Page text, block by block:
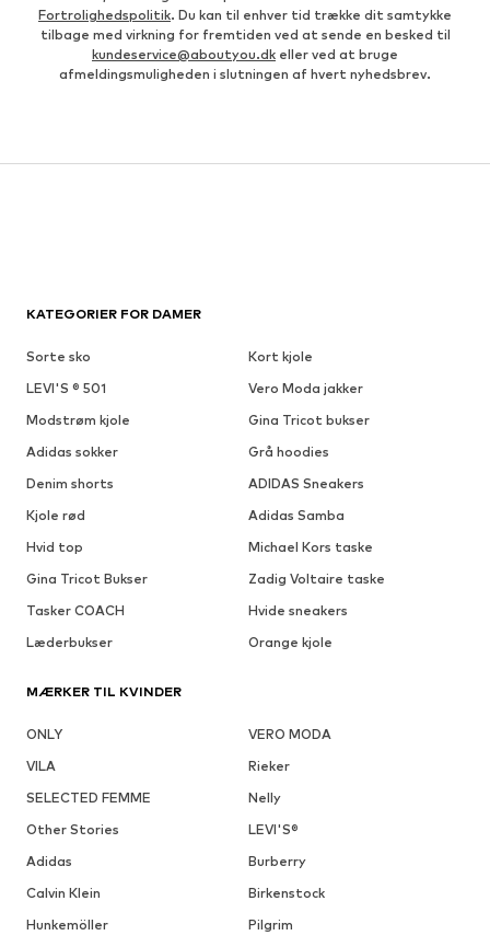
Fortrolighedspolitik. Du kan til enhver tid trække dit samtykke
tilbage med virkning for fremtiden ved at sende en besked til
kundeservice@aboutyou.dk eller ved at bruge
afmeldingsmuligheden i slutningen af hvert nyhedsbrev.
KATEGORIER FOR DAMER
Sorte sko
Kort kjole
LEVI'S ® 501
Vero Moda jakker
Modstrøm kjole
Gina Tricot bukser
Adidas sokker
Grå hoodies
Denim shorts
ADIDAS Sneakers
Kjole rød
Adidas Samba
Hvid top
Michael Kors taske
Gina Tricot Bukser
Zadig Voltaire taske
Tasker COACH
Hvide sneakers
Læderbukser
Orange kjole
MÆRKER TIL KVINDER
ONLY
VERO MODA
VILA
Rieker
SELECTED FEMME
Nelly
Other Stories
LEVI'S®
Adidas
Burberry
Calvin Klein
Birkenstock
Hunkemöller
Pilgrim